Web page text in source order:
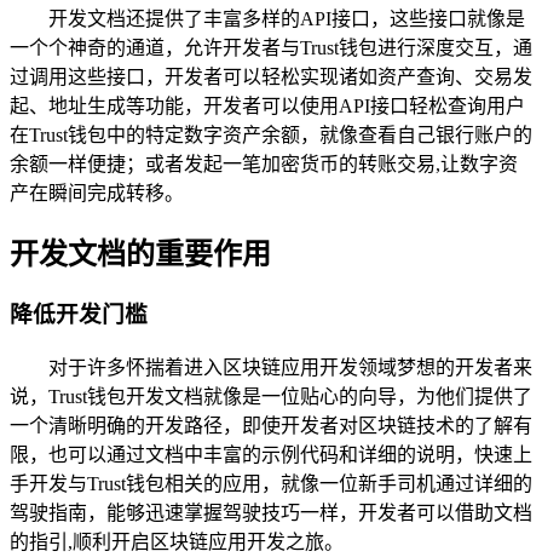
开发文档还提供了丰富多样的API接口，这些接口就像是
一个个神奇的通道，允许开发者与Trust钱包进行深度交互，通
过调用这些接口，开发者可以轻松实现诸如资产查询、交易发
起、地址生成等功能，开发者可以使用API接口轻松查询用户
在Trust钱包中的特定数字资产余额，就像查看自己银行账户的
余额一样便捷；或者发起一笔加密货币的转账交易,让数字资
产在瞬间完成转移。
开发文档的重要作用
降低开发门槛
对于许多怀揣着进入区块链应用开发领域梦想的开发者来
说，Trust钱包开发文档就像是一位贴心的向导，为他们提供了
一个清晰明确的开发路径，即使开发者对区块链技术的了解有
限，也可以通过文档中丰富的示例代码和详细的说明，快速上
手开发与Trust钱包相关的应用，就像一位新手司机通过详细的
驾驶指南，能够迅速掌握驾驶技巧一样，开发者可以借助文档
的指引,顺利开启区块链应用开发之旅。